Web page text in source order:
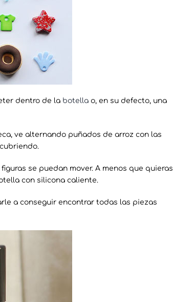
dentro de la botella o, en su defecto, una
ve alternando puñados de arroz con las
se puedan mover. A menos que quieras
con silicona caliente.
a conseguir encontrar todas las piezas